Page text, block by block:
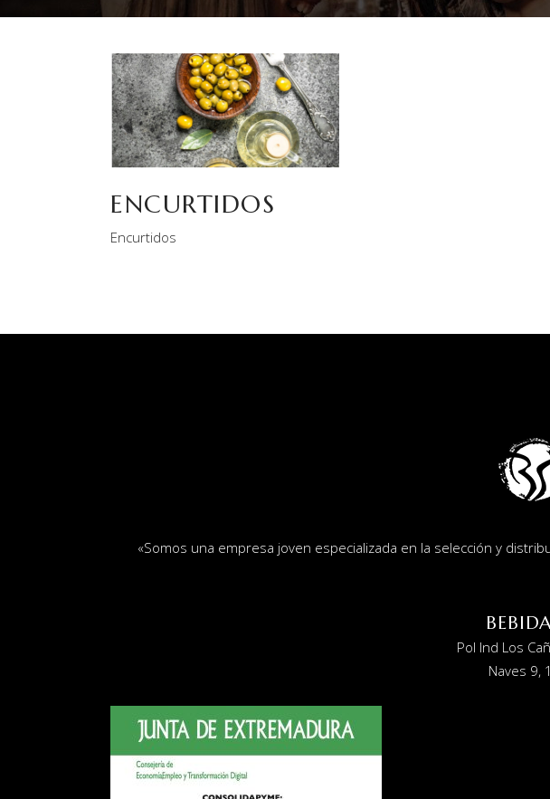
ENCURTIDOS
Encurtidos
«Somos una empresa joven especializada en la selección y
Pol Ind Los
Naves 9,